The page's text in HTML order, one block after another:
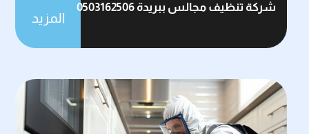
شركة تنظيف مجالس ببريدة 0503162506
المزيد